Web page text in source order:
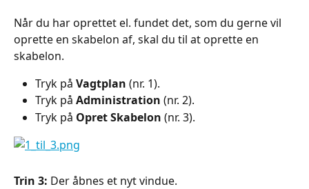
Når du har oprettet el. fundet det, som du gerne vil
oprette en skabelon af, skal du til at oprette en
skabelon.
Tryk på Vagtplan (nr. 1).
Tryk på Administration (nr. 2).
Tryk på Opret Skabelon (nr. 3).
Trin 3: Der åbnes et nyt vindue.